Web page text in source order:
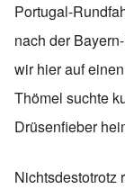
Portugal-
nach der
wir hier auf
Thömel suchte
Drüsenfieber
Nichtsdestotrotz